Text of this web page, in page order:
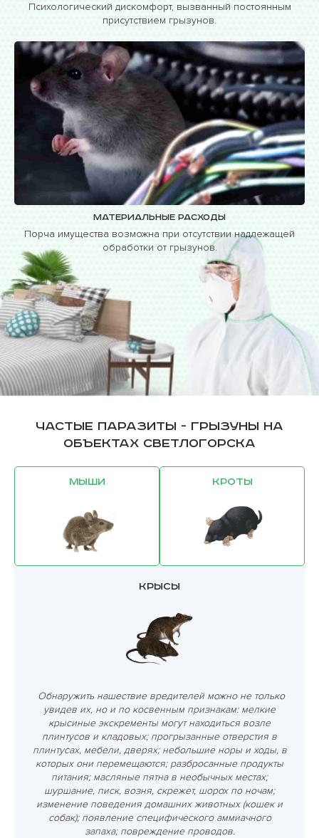
Психологический дискомфорт, вызванный постоянным
присутствием грызунов.
Материальные расходы
Порча имущества возможна при отсутствии надлежащей
обработки от грызунов.
Частые паразиты - грызуны на
объектах Светлогорска
Мыши Кроты
Крысы
Обнаружить нашествие вредителей можно не только
увидев их, но и по косвенным признакам: мелкие
крысиные экскременты могут находиться возле
плинтусов и кладовых; прогрызанные отверстия в
плинтусах, мебели, дверях; небольшие норы и ходы, в
которых они перемещаются; разбросанные продукты
питания; масляные пятна в необычных местах;
шуршание, писк, возня, скрежет, шорох по ночам;
изменение поведения домашних животных (кошек и
собак); появление специфического аммиачного
запаха; повреждение проводов.